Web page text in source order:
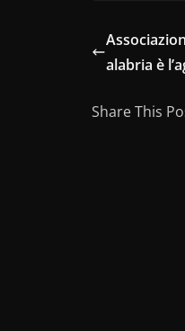
alabria è
Share This